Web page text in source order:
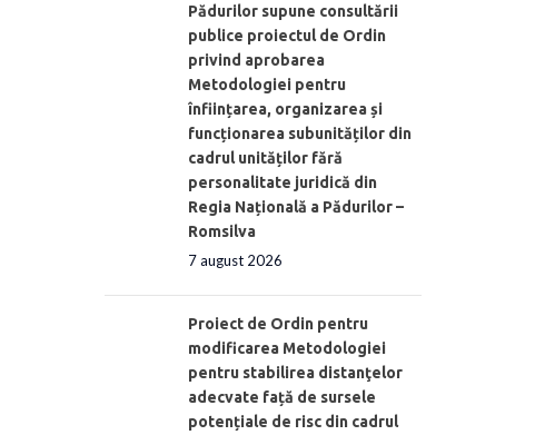
Pădurilor supune consultării
publice proiectul de Ordin
privind aprobarea
Metodologiei pentru
înființarea, organizarea și
funcționarea subunităților din
cadrul unităților fără
personalitate juridică din
Regia Națională a Pădurilor –
Romsilva
7 august 2026
Proiect de Ordin pentru
modificarea Metodologiei
pentru stabilirea distanţelor
adecvate față de sursele
potențiale de risc din cadrul